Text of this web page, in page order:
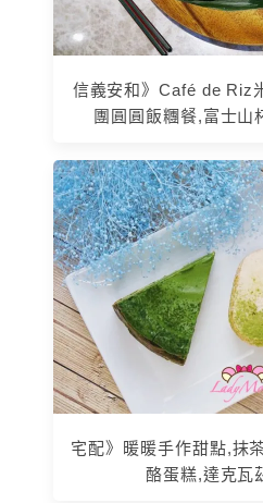
信義安和》Café de Riz
團圓圓飯糰餐,富士山
宅配》暖暖手作甜點,抹
酪蛋糕,達克瓦